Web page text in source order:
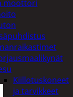
moottori
Kiillotuskoneet
ja tarvikkeet